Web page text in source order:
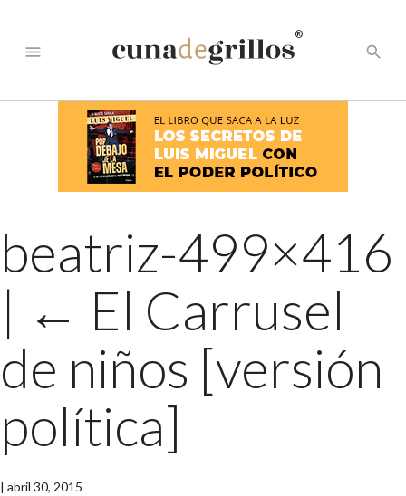
menu
®
search
beatriz-499×416
| ← El Carrusel
de niños [versión
política]
| abril 30, 2015